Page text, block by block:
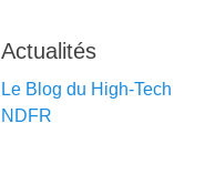
Actualités
Le Blog du High-Tech
NDFR